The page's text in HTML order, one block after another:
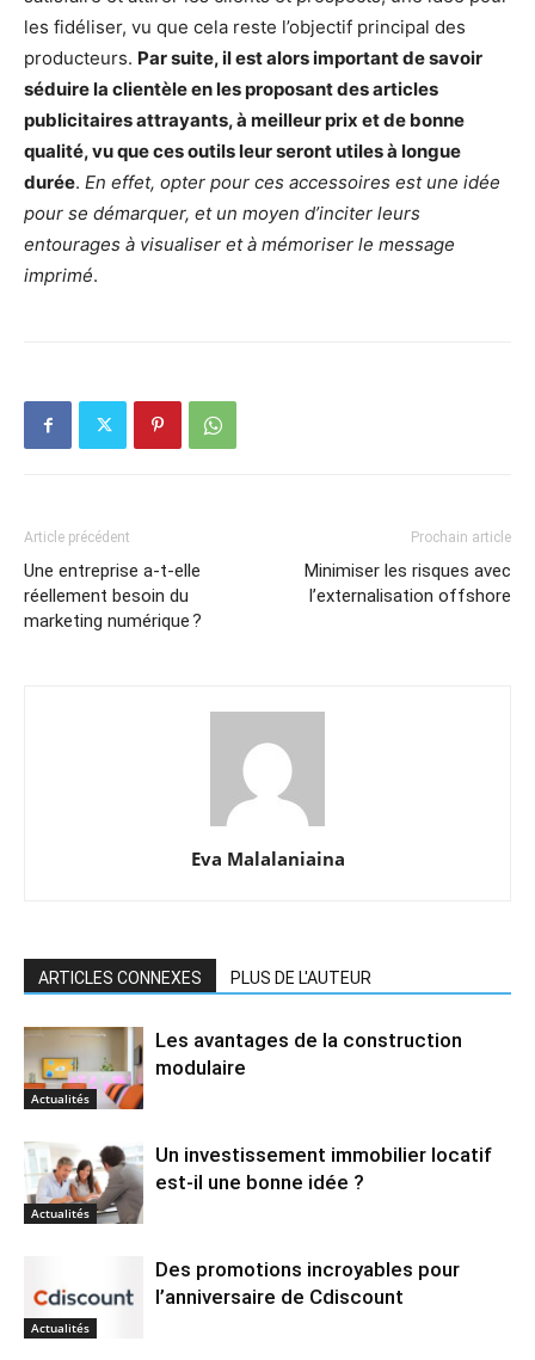
les fidéliser, vu que cela reste l’objectif principal des
producteurs. Par suite, il est alors important de savoir
séduire la clientèle en les proposant des articles
publicitaires attrayants, à meilleur prix et de bonne
qualité, vu que ces outils leur seront utiles à longue
durée. En effet, opter pour ces accessoires est une idée
pour se démarquer, et un moyen d’inciter leurs
entourages à visualiser et à mémoriser le message
imprimé.
Article précédent
Une entreprise a-t-elle
réellement besoin du
marketing numérique ?
Prochain article
Minimiser les risques avec
l’externalisation offshore
Eva Malalaniaina
ARTICLES CONNEXES PLUS DE L'AUTEUR
Actualités
Les avantages de la construction
modulaire
Actualités
Un investissement immobilier locatif
est-il une bonne idée ?
Actualités
Des promotions incroyables pour
l’anniversaire de Cdiscount